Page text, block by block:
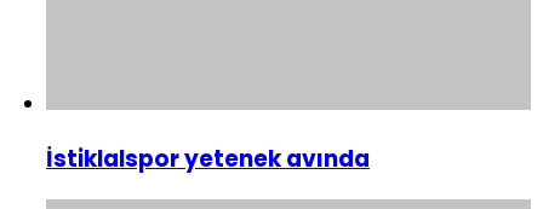
İstiklalspor yetenek avında